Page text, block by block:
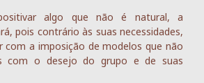
algo que não é natural, a
pois contrário às suas necessidades,
com a imposição de modelos que não
com o desejo do grupo e de suas